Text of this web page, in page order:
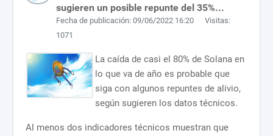
sugieren un posible repunte del 35%...
Fecha de publicación: 09/06/2022 16:20 Visitas:
1071
La caída de casi el 80% de Solana en
lo que va de año es probable que
siga con algunos repuntes de alivio,
según sugieren los datos técnicos.
Al menos dos indicadores técnicos muestran que